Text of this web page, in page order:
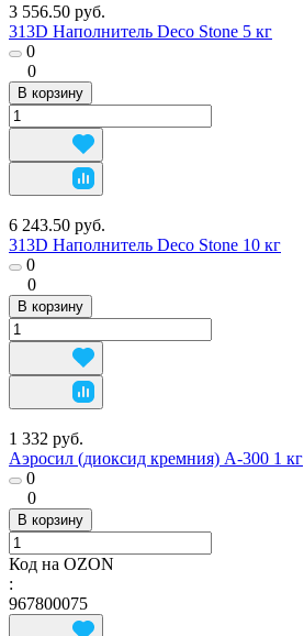
3 556.50 руб.
313D Наполнитель Deco Stone 5 кг
0
0
В корзину
6 243.50 руб.
313D Наполнитель Deco Stone 10 кг
0
0
В корзину
1 332 руб.
Аэросил (диоксид кремния) А-300 1 кг
0
0
В корзину
Код на OZON
:
967800075